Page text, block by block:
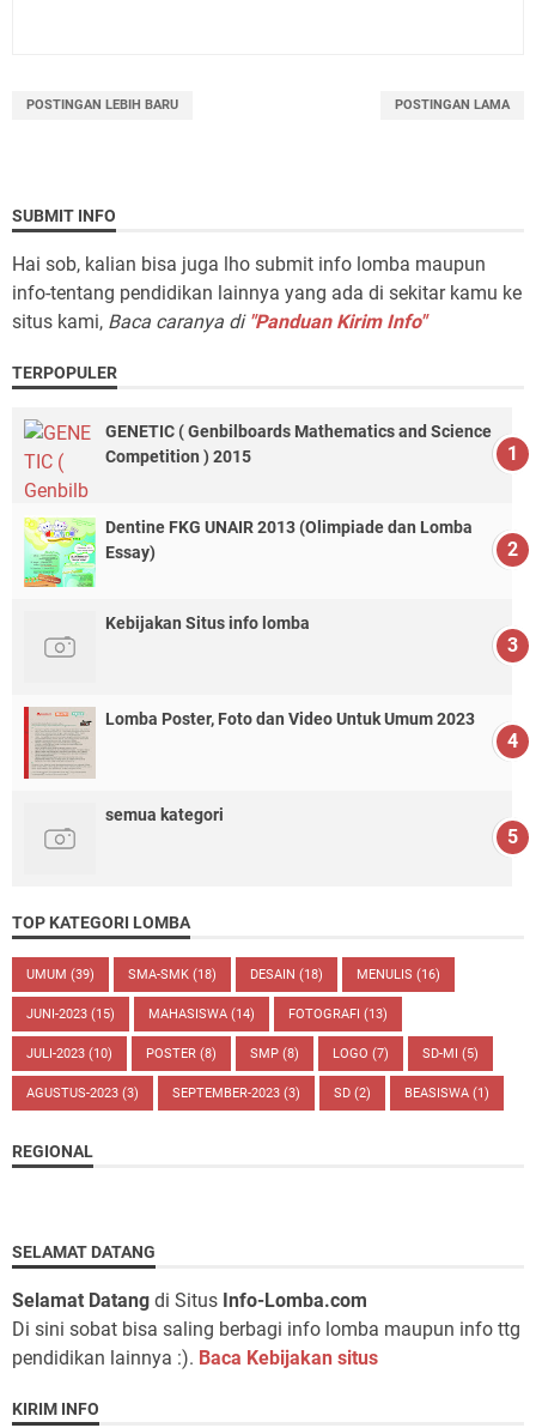
POSTINGAN LEBIH BARU POSTINGAN LAMA
SUBMIT INFO
Hai sob, kalian bisa juga lho submit info lomba maupun
info-tentang pendidikan lainnya yang ada di sekitar kamu ke
situs kami, Baca caranya di "Panduan Kirim Info"
TERPOPULER
GENETIC ( Genbilboards Mathematics and Science
Competition ) 2015
Dentine FKG UNAIR 2013 (Olimpiade dan Lomba
Essay)
Kebijakan Situs info lomba
Lomba Poster, Foto dan Video Untuk Umum 2023
semua kategori
TOP KATEGORI LOMBA
UMUM (39) SMA-SMK (18) DESAIN (18) MENULIS (16)
JUNI-2023 (15) MAHASISWA (14) FOTOGRAFI (13)
JULI-2023 (10) POSTER (8) SMP (8) LOGO (7) SD-MI (5)
AGUSTUS-2023 (3) SEPTEMBER-2023 (3) SD (2) BEASISWA (1)
REGIONAL
SELAMAT DATANG
Selamat Datang di Situs Info-Lomba.com
Di sini sobat bisa saling berbagi info lomba maupun info ttg
pendidikan lainnya :). Baca Kebijakan situs
KIRIM INFO